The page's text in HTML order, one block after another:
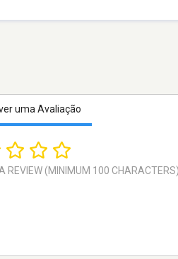
uma Avaliação